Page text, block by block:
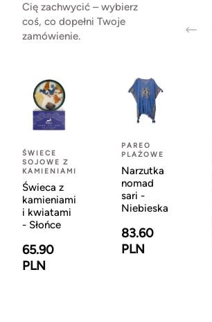
Cię zachwycić – wybierz
coś, co dopełni Twoje
zamówienie.
ŚWIECE
SOJOWE Z
KAMIENIAMI
Świeca z
kamieniami
i kwiatami
- Słońce
65.90
PLN
PAREO
PLAŻOWE
Narzutka
nomad
sari -
Niebieska
83.60
PLN